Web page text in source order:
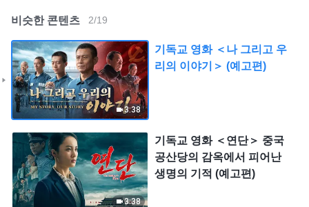
비슷한 콘텐츠 2/19
3:38
기독교 영화 ＜나 그리고 우
리의 이야기＞ (예고편)
3:38
기독교 영화 ＜연단＞ 중국
공산당의 감옥에서 피어난
생명의 기적 (예고편)